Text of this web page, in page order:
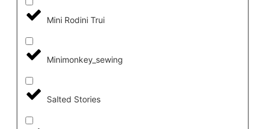
Mini Rodini Trui
Minimonkey_sewing
Salted Stories